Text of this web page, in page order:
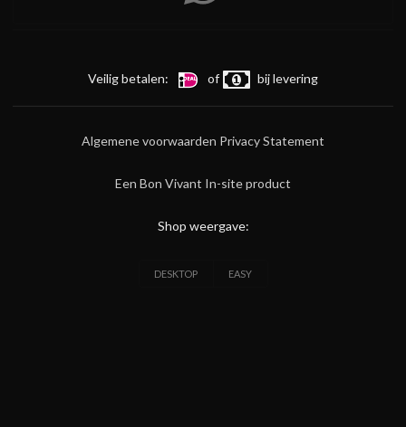
Veilig betalen: of bij levering
Algemene voorwaarden Privacy Statement
Een Bon Vivant In-site product
Shop weergave:
DESKTOP EASY